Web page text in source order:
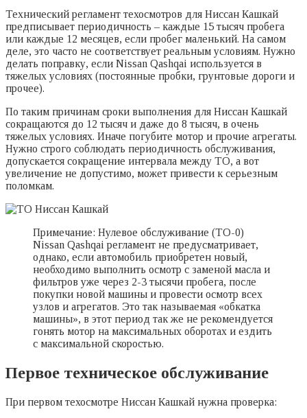
Технический регламент техосмотров для Ниссан Кашкай
предписывает периодичность – каждые 15 тысяч пробега
или каждые 12 месяцев, если пробег маленький. На самом
деле, это часто не соответствует реальным условиям. Нужно
делать поправку, если Nissan Qashqai используется в
тяжелых условиях (постоянные пробки, грунтовые дороги и
прочее).
По таким причинам сроки выполнения для Ниссан Кашкай
сокращаются до 12 тысяч и даже до 8 тысяч, в очень
тяжелых условиях. Иначе погубите мотор и прочие агрегаты.
Нужно строго соблюдать периодичность обслуживания,
допускается сокращение интервала между ТО, а вот
увеличение не допустимо, может привести к серьезным
поломкам.
Примечание: Нулевое обслуживание (ТО-0)
Nissan Qashqai регламент не предусматривает,
однако, если автомобиль приобретен новый,
необходимо выполнить осмотр с заменой масла и
фильтров уже через 2-3 тысячи пробега, после
покупки новой машины и провести осмотр всех
узлов и агрегатов. Это так называемая «обкатка
машины», в этот период так же не рекомендуется
гонять мотор на максимальных оборотах и ездить
с максимальной скоростью.
Первое техническое обслуживание
При первом техосмотре Ниссан Кашкай нужна проверка: